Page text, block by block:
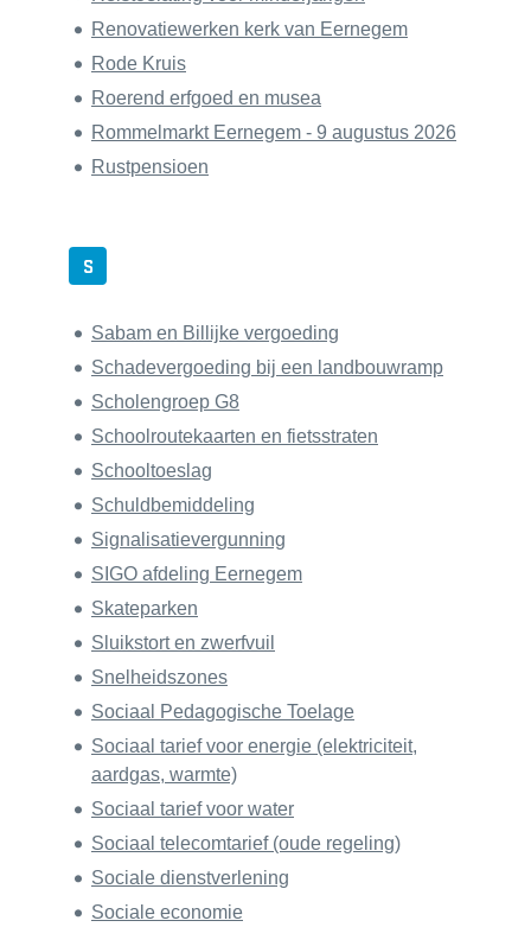
Renovatiewerken kerk van Eernegem
Rode Kruis
Roerend erfgoed en musea
Rommelmarkt Eernegem - 9 augustus 2026
Rustpensioen
S
Sabam en Billijke vergoeding
Schadevergoeding bij een landbouwramp
Scholengroep G8
Schoolroutekaarten en fietsstraten
Schooltoeslag
Schuldbemiddeling
Signalisatievergunning
SIGO afdeling Eernegem
Skateparken
Sluikstort en zwerfvuil
Snelheidszones
Sociaal Pedagogische Toelage
Sociaal tarief voor energie (elektriciteit,
aardgas, warmte)
Sociaal tarief voor water
Sociaal telecomtarief (oude regeling)
Sociale dienstverlening
Sociale economie